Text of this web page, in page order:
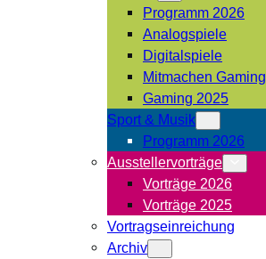
Programm 2026
Analogspiele
Digitalspiele
Mitmachen Gaming
Gaming 2025
Sport & Musik
Programm 2026
Ausstellervorträge
Vorträge 2026
Vorträge 2025
Vortragseinreichung
Archiv